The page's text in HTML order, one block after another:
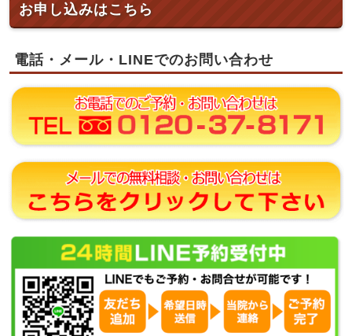
お申し込みはこちら
電話・メール・LINEでのお問い合わせ